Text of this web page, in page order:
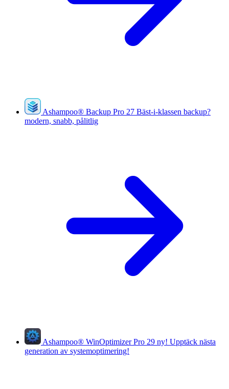
Ashampoo® Backup Pro 27 Bäst-i-klassen backup?
modern, snabb, pålitlig
Ashampoo® WinOptimizer Pro 29 ny! Upptäck nästa
generation av systemoptimering!